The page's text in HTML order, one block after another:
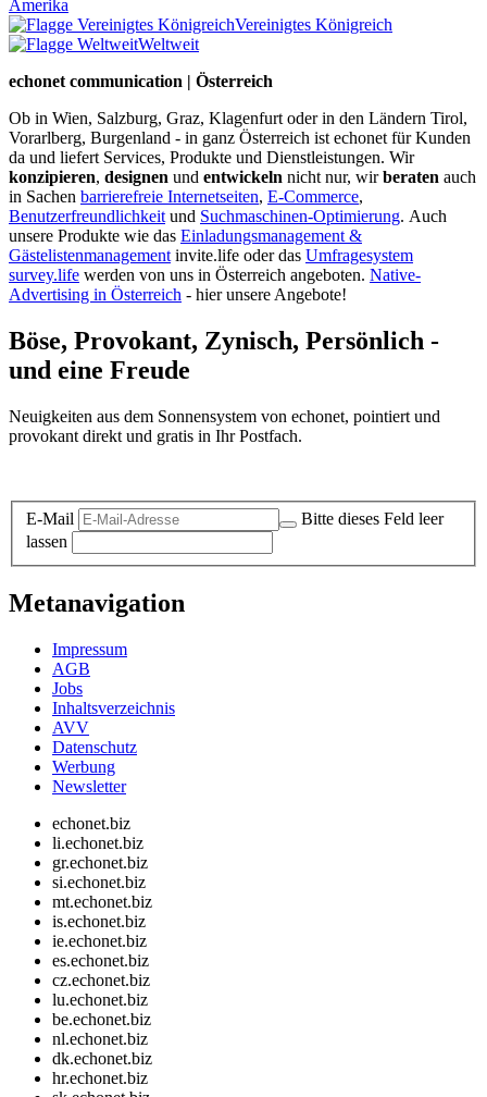
Amerika
Vereinigtes Königreich
Weltweit
echonet communication | Österreich
Ob in Wien, Salzburg, Graz, Klagenfurt oder in den Ländern Tirol,
Vorarlberg, Burgenland - in ganz Österreich ist echonet für Kunden
da und liefert Services, Produkte und Dienstleistungen. Wir
konzipieren, designen und entwickeln nicht nur, wirberaten auch
in Sachen barrierefreie Internetseiten, E-Commerce,
Benutzerfreundlichkeit und Suchmaschinen-Optimierung. Auch
unsere Produkte wie das Einladungsmanagement &
Gästelistenmanagement invite.life oder das Umfragesystem
survey.life werden von uns in Österreich angeboten. Native-
Advertising in Österreich - hier unsere Angebote!
Böse, Provokant, Zynisch, Persönlich -
und eine Freude
Neuigkeiten aus dem Sonnensystem von echonet, pointiert und
provokant direkt und gratis in Ihr Postfach.
E-Mail
Bitte dieses Feld leer
lassen
Metanavigation
Impressum
AGB
Jobs
Inhaltsverzeichnis
AVV
Datenschutz
Werbung
Newsletter
echonet.biz
li.echonet.biz
gr.echonet.biz
si.echonet.biz
mt.echonet.biz
is.echonet.biz
ie.echonet.biz
es.echonet.biz
cz.echonet.biz
lu.echonet.biz
be.echonet.biz
nl.echonet.biz
dk.echonet.biz
hr.echonet.biz